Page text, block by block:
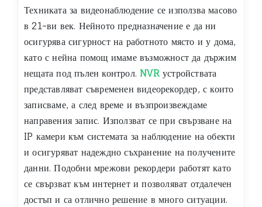
Техниката за видеонаблюдение се използва масово
в 21-ви век. Нейното предназначение е да ни
осигурява сигурност на работното място и у дома,
като с нейна помощ имаме възможност да държим
нещата под пълен контрол.NVRустройствата
представляват съвременен видеорекордер, с които
записваме, а след време и възпроизвеждаме
направения запис. Използват се при свързване на
IP камери към системата за наблюдение на обекти
и осигуряват надеждно съхранение на получените
данни. Подобни мрежови рекордери работят като
се свързват към интернет и позволяват отдалечен
достъп и са отлично решение в много ситуации.